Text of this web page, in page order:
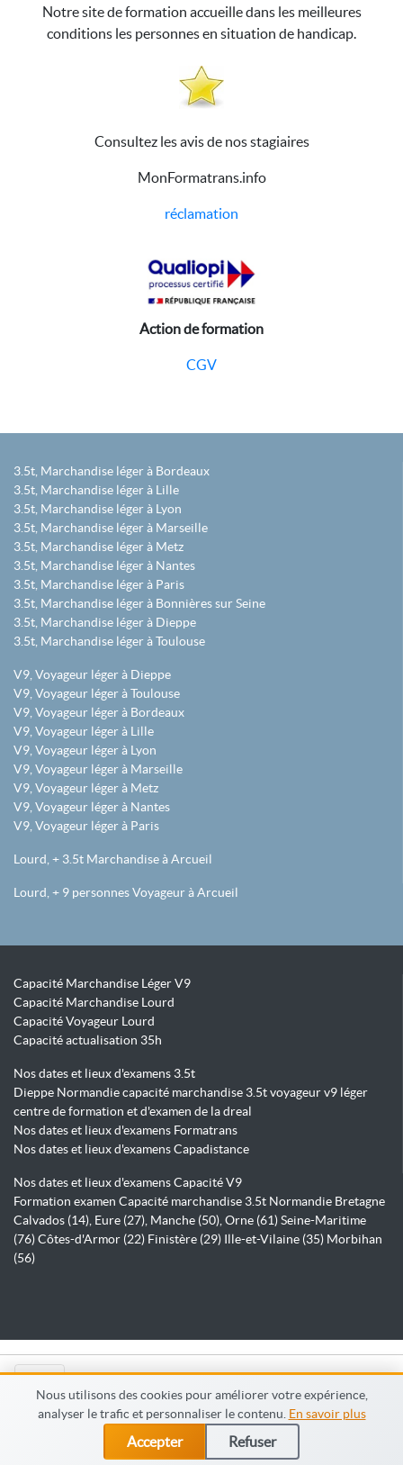
Nous utilisons des cookies pour améliorer votre expérience,
analyser le trafic et personnaliser le contenu. En savoir plus
Accepter Refuser
Notre site de formation accueille dans les meilleures
conditions les personnes en situation de handicap.
Consultez les avis de nos stagiaires
MonFormatrans.info
réclamation
Action de formation
CGV
3.5t, Marchandise léger à Bordeaux
3.5t, Marchandise léger à Lille
3.5t, Marchandise léger à Lyon
3.5t, Marchandise léger à Marseille
3.5t, Marchandise léger à Metz
3.5t, Marchandise léger à Nantes
3.5t, Marchandise léger à Paris
3.5t, Marchandise léger à Bonnières sur Seine
3.5t, Marchandise léger à Dieppe
3.5t, Marchandise léger à Toulouse
V9, Voyageur léger à Dieppe
V9, Voyageur léger à Toulouse
V9, Voyageur léger à Bordeaux
V9, Voyageur léger à Lille
V9, Voyageur léger à Lyon
V9, Voyageur léger à Marseille
V9, Voyageur léger à Metz
V9, Voyageur léger à Nantes
V9, Voyageur léger à Paris
Lourd, + 3.5t Marchandise à Arcueil
Lourd, + 9 personnes Voyageur à Arcueil
Capacité Marchandise Léger V9
Capacité Marchandise Lourd
Capacité Voyageur Lourd
Capacité actualisation 35h
Nos dates et lieux d'examens 3.5t
Dieppe Normandie capacité marchandise 3.5t voyageur v9 léger
centre de formation et d'examen de la dreal
Nos dates et lieux d'examens Formatrans
Nos dates et lieux d'examens Capadistance
Nos dates et lieux d'examens Capacité V9
Formation examen Capacité marchandise 3.5t Normandie Bretagne
Calvados (14), Eure (27), Manche (50), Orne (61) Seine-Maritime
(76) Côtes-d'Armor (22) Finistère (29) Ille-et-Vilaine (35) Morbihan
(56)
© Capadistance.fr 2026